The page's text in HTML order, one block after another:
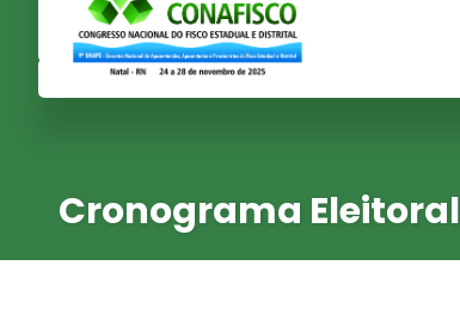
Cronograma Eleitoral